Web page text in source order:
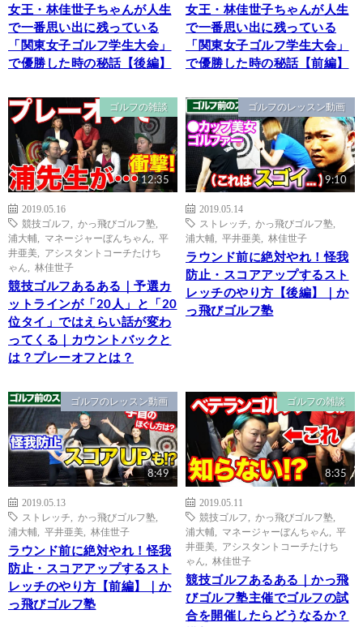
女王・林佳世子ちゃんが人生
で一番思い出に残っている
「関東女子ゴルフ学生大会」
で優勝した時の秘話【後編】
女王・林佳世子ちゃんが人生
で一番思い出に残っている
「関東女子ゴルフ学生大会」
で優勝した時の秘話【前編】
ゴルフの雑談
12:35
2019.05.16
競技ゴルフ
かっ飛びゴルフ塾
浦大輔
マネージャーぼんちゃん
平
井亜美
アシスタントコーチたけち
ゃん
林佳世子
競技ゴルフあるある｜予選カ
ットラインが「20人」と「20
位タイ」ではえらい話が変わ
ってくる｜カウントバックと
は？プレーオフとは？
ゴルフのレッスン動画
9:10
2019.05.14
ストレッチ
かっ飛びゴルフ塾
浦大輔
平井亜美 林佳世子
ラウンド前に絶対やれ！怪我
防止・スコアアップするスト
レッチのやり方【後編】｜か
っ飛びゴルフ塾
ゴルフのレッスン動画
8:49
2019.05.13
ストレッチ
かっ飛びゴルフ塾
浦大輔
平井亜美 林佳世子
ラウンド前に絶対やれ！怪我
防止・スコアアップするスト
レッチのやり方【前編】｜か
っ飛びゴルフ塾
ゴルフの雑談
8:35
2019.05.11
競技ゴルフ
かっ飛びゴルフ塾
浦大輔
マネージャーぼんちゃん
平
井亜美
アシスタントコーチたけち
ゃん
林佳世子
競技ゴルフあるある｜かっ飛
びゴルフ塾主催でゴルフの試
合を開催したらどうなるか？